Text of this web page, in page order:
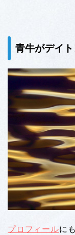
青牛がデイ
プロフィールに